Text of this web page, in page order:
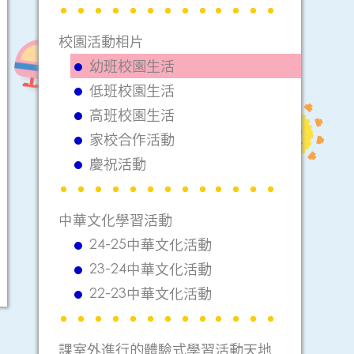
校園活動相片
幼班校園生活
低班校園生活
高班校園生活
家校合作活動
慶祝活動
中華文化學習活動
24-25中華文化活動
23-24中華文化活動
22-23中華文化活動
課室外進行的體驗式學習活動天地